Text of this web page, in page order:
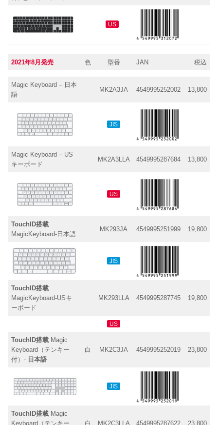
US
2021年8月発売 色 型番 JAN 税込
Magic Keyboard – 日本
語
MK2A3JA 4549995252002 13,800
JIS
Magic Keyboard – US
キーボード
MK2A3LLA 4549995287684 13,800
US
TouchID搭載
MagicKeyboard-日本語
MK293JA 4549995251999 19,800
JIS
TouchID搭載
MagicKeyboard-USキ
ーボード
MK293LLA 4549995287745 19,800
US
TouchID搭載 Magic
Keyboard（テンキー
付）- 日本語
白 MK2C3JA 4549995252019 23,800
JIS
TouchID搭載 Magic
Keyboard（テンキー
白 MK2C3LLA 4549995287622 23,800